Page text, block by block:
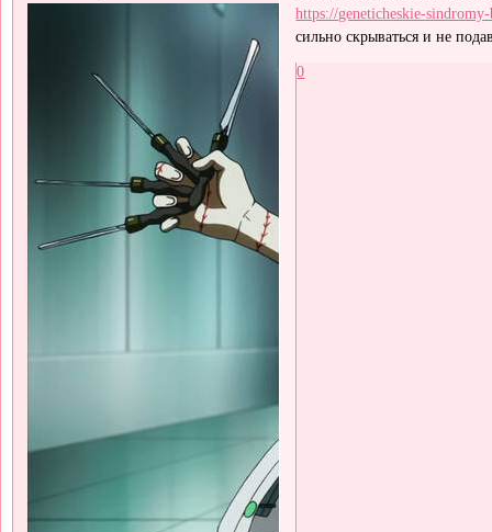
https://geneticheskie-
сильно скрываться и не
0